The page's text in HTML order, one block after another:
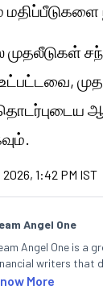
முதலீடுகள்
2026, 1:42 PM IST
Angel One
Angel One is a
writers that
on the stock
More